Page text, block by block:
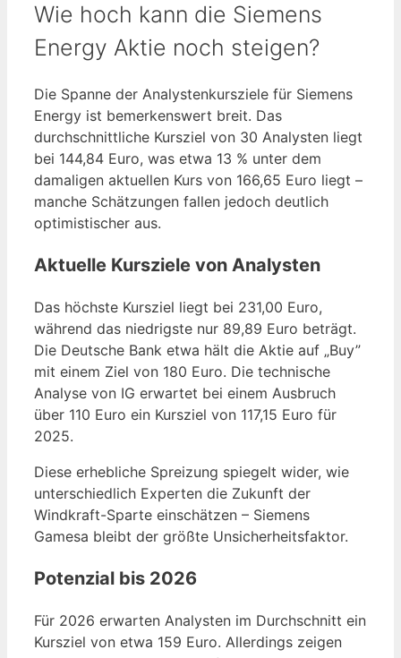
Wie hoch kann die Siemens
Energy Aktie noch steigen?
Die Spanne der Analystenkursziele für Siemens
Energy ist bemerkenswert breit. Das
durchschnittliche Kursziel von 30 Analysten liegt
bei 144,84 Euro, was etwa 13 % unter dem
damaligen aktuellen Kurs von 166,65 Euro liegt –
manche Schätzungen fallen jedoch deutlich
optimistischer aus.
Aktuelle Kursziele von Analysten
Das höchste Kursziel liegt bei 231,00 Euro,
während das niedrigste nur 89,89 Euro beträgt.
Die Deutsche Bank etwa hält die Aktie auf „Buy”
mit einem Ziel von 180 Euro. Die technische
Analyse von IG erwartet bei einem Ausbruch
über 110 Euro ein Kursziel von 117,15 Euro für
2025.
Diese erhebliche Spreizung spiegelt wider, wie
unterschiedlich Experten die Zukunft der
Windkraft-Sparte einschätzen – Siemens
Gamesa bleibt der größte Unsicherheitsfaktor.
Potenzial bis 2026
Für 2026 erwarten Analysten im Durchschnitt ein
Kursziel von etwa 159 Euro. Allerdings zeigen